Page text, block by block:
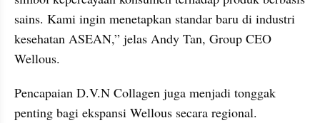
sains. Kami ingin menetapkan standar baru di industri
kesehatan ASEAN,” jelas Andy Tan, Group CEO
Wellous.
Pencapaian D.V.N Collagen juga menjadi tonggak
penting bagi ekspansi Wellous secara regional.